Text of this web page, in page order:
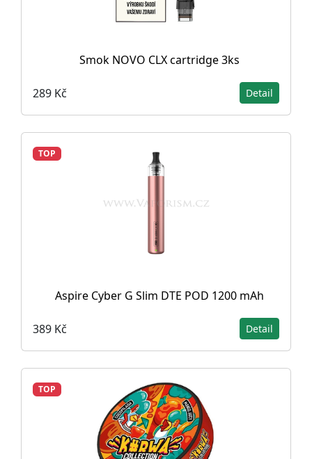
Smok NOVO CLX cartridge 3ks
289 Kč Detail
TOP
Aspire Cyber G Slim DTE POD 1200 mAh
389 Kč Detail
TOP